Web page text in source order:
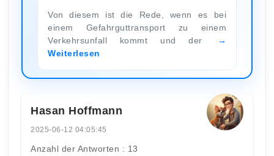
Von diesem ist die Rede, wenn es bei
einem Gefahrguttransport zu einem
Verkehrsunfall kommt und der
Weiterlesen
Hasan Hoffmann
2025-06-12 04:05:45
Anzahl der Antworten : 13